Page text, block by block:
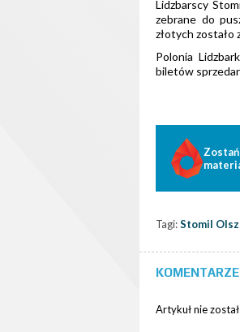
Lidzbarscy
zebrane do
złotych zostało
Polonia
biletów
Tagi:Stomil
KOMENTARZE
Artykuł nie